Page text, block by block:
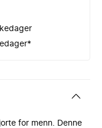
for menn. Denne